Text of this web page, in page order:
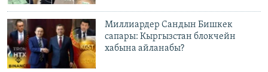
Миллиардер Сандын Бишкек
сапары: Кыргызстан блокчейн
хабына айланабы?